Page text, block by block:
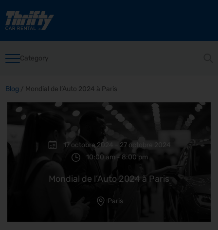
Category
Blog / Mondial de l’Auto 2024 à Paris
17 octobre 2024 - 27 octobre 2024
10:00 am - 8:00 pm
Mondial de l’Auto 2024 à Paris
Paris